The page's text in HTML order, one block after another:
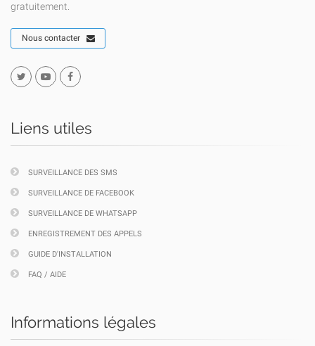
gratuitement.
Nous contacter
Liens utiles
SURVEILLANCE DES SMS
SURVEILLANCE DE FACEBOOK
SURVEILLANCE DE WHATSAPP
ENREGISTREMENT DES APPELS
GUIDE D'INSTALLATION
FAQ / AIDE
Informations légales